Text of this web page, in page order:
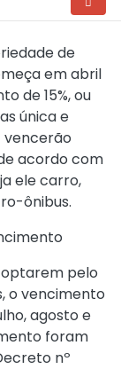
de
em abril
de 15%, ou
única e
acordo com
ele carro,
ônibus.
pelo
o vencimento
agosto e
foram
nº